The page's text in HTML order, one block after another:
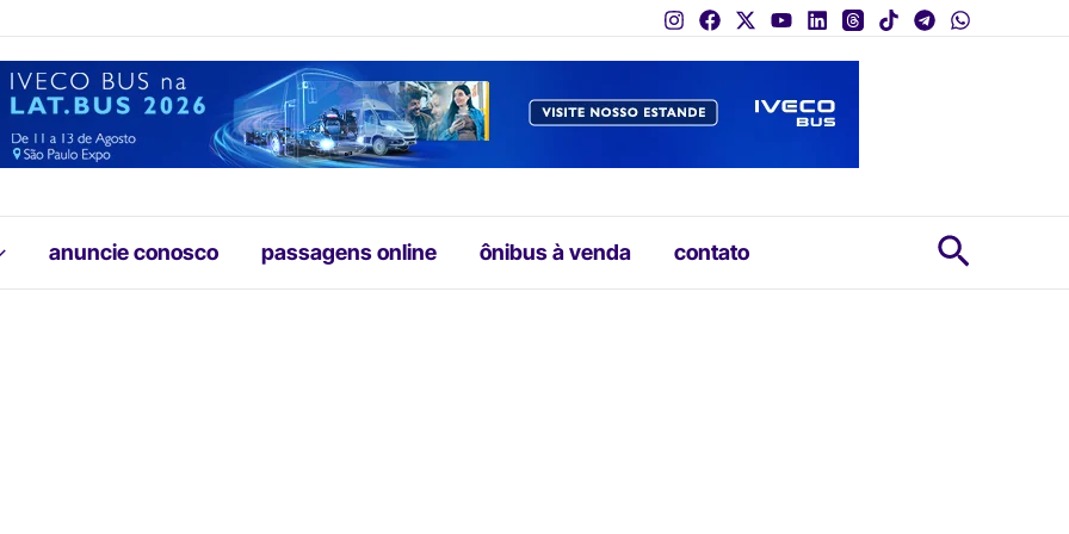
anuncie conosco passagens online ônibus à venda contato